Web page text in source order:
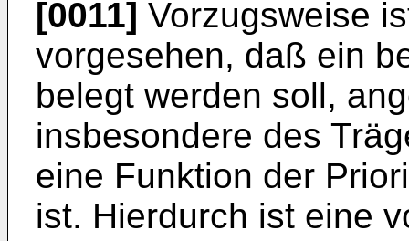
[0011] Vorzugsweise
vorgesehen, daß ein
belegt werden soll,
insbesondere des
eine Funktion der
ist. Hierdurch ist eine